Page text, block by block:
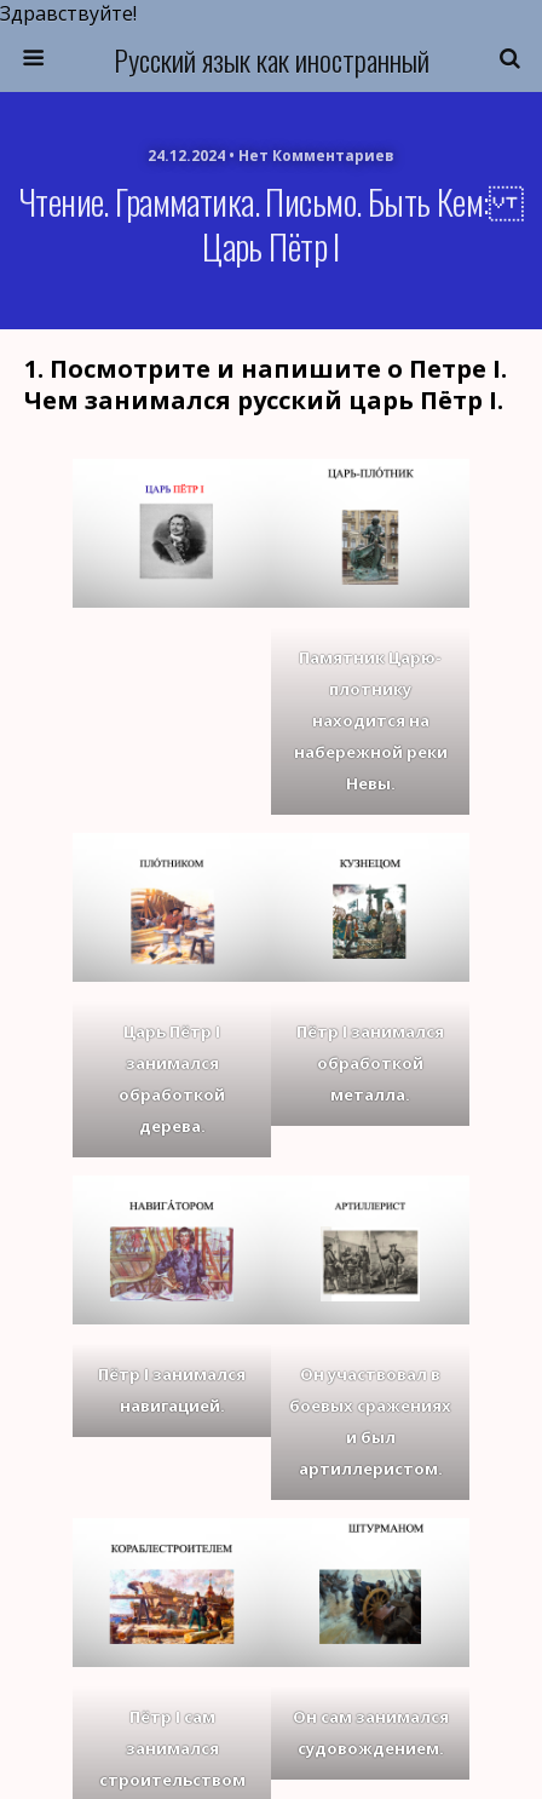
Здравствуйте!
Русский язык как иностранный
24.12.2024 • Нет Комментариев
Чтение. Грамматика. Письмо. Быть Кем:
Царь Пётр I
1. Посмотрите и напишите о Петре I.
Чем занимался русский царь Пётр I.
Памятник Царю-
плотнику
находится на
набережной реки
Невы.
Царь Пётр I
занимался
обработкой
дерева.
Пётр I занимался
обработкой
металла.
Пётр I занимался
навигацией.
Он участвовал в
боевых сражениях
и был
артиллеристом.
Пётр I сам
занимался
строительством
Он сам занимался
судовождением.